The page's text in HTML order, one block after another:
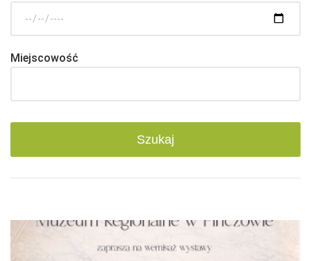
Miejscowość